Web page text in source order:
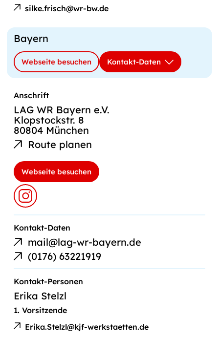
silke.frisch@wr-bw.de
Mail
an
Frisch
Bayern
Webseite besuchen Kontakt-Daten
Anschrift
LAG WR Bayern e.V.
Klopstockstr. 8
80804 München
Route planen
Webseite besuchen
Kontakt-Daten
mail@lag-wr-bayern.de
E-
Mail-
Link
(0176) 63221919
Telefonnummer
Kontakt-Personen
Erika Stelzl
1. Vorsitzende
Erika.Stelzl@kjf-werkstaetten.de
E-
Mail
an
Erika
Stelzl